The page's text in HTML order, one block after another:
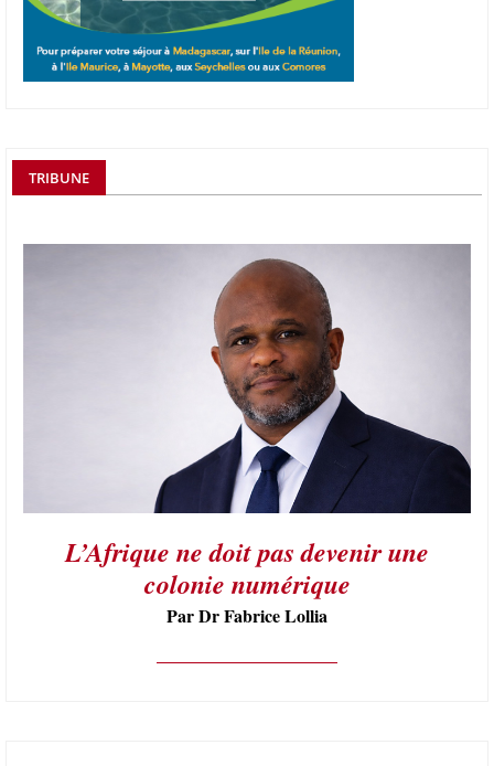
TRIBUNE
L’Afrique ne doit pas devenir une
colonie numérique
Par Dr Fabrice Lollia